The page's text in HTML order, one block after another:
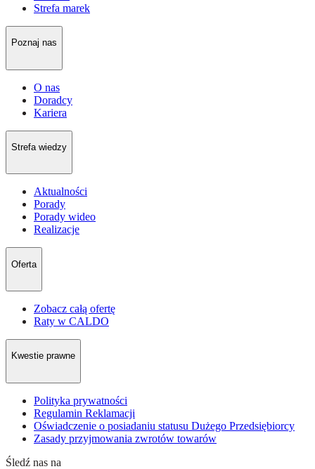
Strefa marek
Poznaj nas
O nas
Doradcy
Kariera
Strefa wiedzy
Aktualności
Porady
Porady wideo
Realizacje
Oferta
Zobacz całą ofertę
Raty w CALDO
Kwestie prawne
Polityka prywatności
Regulamin Reklamacji
Oświadczenie o posiadaniu statusu Dużego Przedsiębiorcy
Zasady przyjmowania zwrotów towarów
Śledź nas na